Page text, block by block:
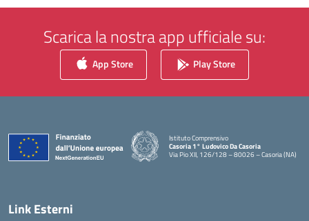
Scarica la nostra app ufficiale su:
App Store Play Store
Istituto Comprensivo
Casoria 1° Ludovico Da Casoria
Via Pio XII, 126/128 – 80026 – Casoria (NA)
Link Esterni